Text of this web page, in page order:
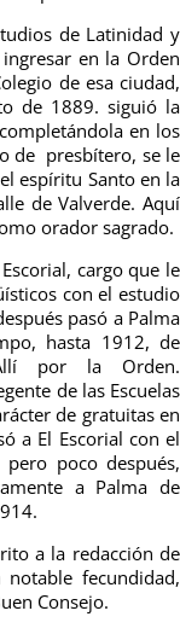
de Latinidad y
en la Orden
de esa ciudad,
de 1889. siguió la
en los
de presbítero, se le
espíritu Santo en la
de Valverde. Aquí
orador sagrado.
cargo que le
con el estudio
pasó a Palma
hasta 1912, de
por la Orden.
de las Escuelas
de gratuitas en
a El Escorial con el
poco después,
a Palma de
a la redacción de
fecundidad,
Consejo.